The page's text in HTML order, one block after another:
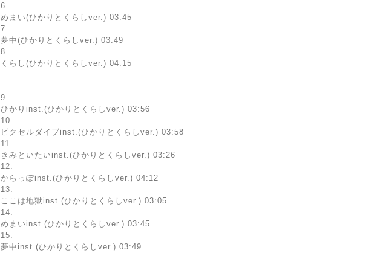
6.
めまい(ひかりとくらしver.) 03:45
7.
夢中(ひかりとくらしver.) 03:49
8.
くらし(ひかりとくらしver.) 04:15
9.
ひかりinst.(ひかりとくらしver.) 03:56
10.
ピクセルダイブinst.(ひかりとくらしver.) 03:58
11.
きみといたいinst.(ひかりとくらしver.) 03:26
12.
からっぽinst.(ひかりとくらしver.) 04:12
13.
ここは地獄inst.(ひかりとくらしver.) 03:05
14.
めまいinst.(ひかりとくらしver.) 03:45
15.
夢中inst.(ひかりとくらしver.) 03:49